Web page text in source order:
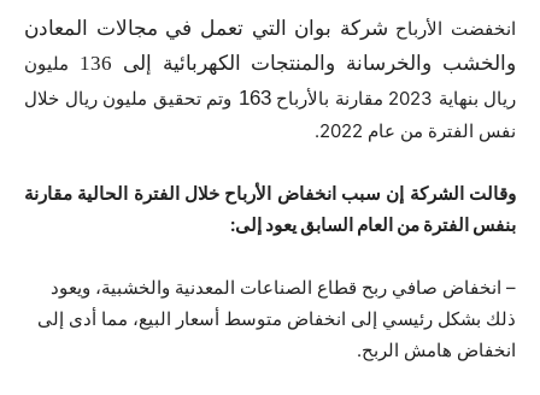
انخفضت الأرباح شركة بوان التي تعمل في مجالات المعادن
والخشب والخرسانة والمنتجات الكهربائية إلى 136
مليون
ريال بنهاية 2023 مقارنة بالأرباح
163 وتم تحقيق مليون ريال خلال
نفس الفترة من عام 2022.
وقالت الشركة إن سبب انخفاض الأرباح خلال الفترة الحالية مقارنة
بنفس الفترة من العام السابق يعود إلى:
– انخفاض صافي ربح قطاع الصناعات المعدنية والخشبية، ويعود
ذلك بشكل رئيسي إلى انخفاض متوسط ​​أسعار البيع، مما أدى إلى
انخفاض هامش الربح.